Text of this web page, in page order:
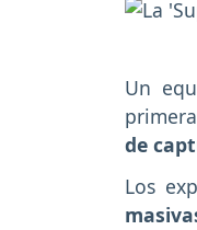
Un
de
Los